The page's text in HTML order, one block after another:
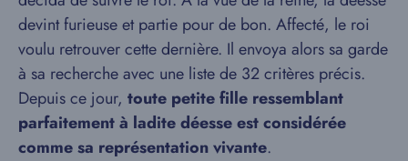
devint furieuse et partie pour de bon. Affecté, le roi
voulu retrouver cette dernière. Il envoya alors sa garde
à sa recherche avec une liste de 32 critères précis.
Depuis ce jour, toute petite fille ressemblant
parfaitement à ladite déesse est considérée
comme sa représentation vivante.